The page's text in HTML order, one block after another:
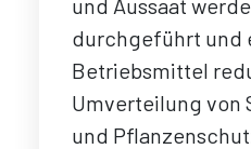
und Aussaat
durchgeführt und
Betriebsmittel
Umverteilung von
und